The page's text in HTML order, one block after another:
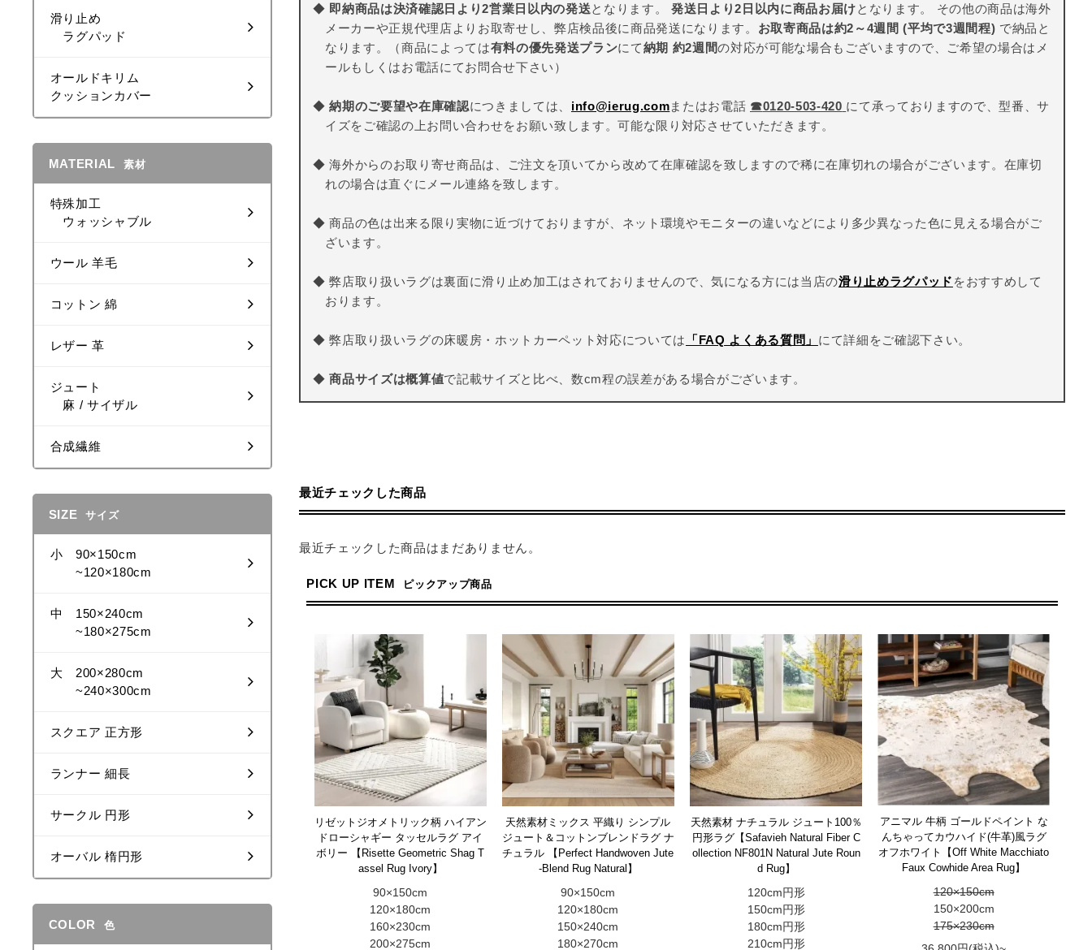
◆ 即納商品は決済確認日より2営業日以内の発送となります。 発送日より2日以内に商品お届けとなります。 その他の商品は海外
メーカーや正規代理店よりお取寄せし、弊店検品後に商品発送になります。 お取寄商品は約2～4週間 (平均で3週間程) で納品と
なります。（商品によっては有料の優先発送プランにて納期 約2週間の対応が可能な場合もございますので、ご希望の場合はメ
ールもしくはお電話にてお問合せ下さい）
◆納期のご要望や在庫確認につきましては、 info@ierug.comまたはお電話 ☎0120-503-420 にて承っておりますので、型番、サ
イズをご確認の上お問い合わせをお願い致します。可能な限り対応させていただきます。
◆ 海外からのお取り寄せ商品は、ご注文を頂いてから改めて在庫確認を致しますので稀に在庫切れの場合がございます。在庫切
れの場合は直ぐにメール連絡を致します。
◆ 商品の色は出来る限り実物に近づけておりますが、ネット環境やモニターの違いなどにより多少異なった色に見える場合がご
ざいます。
◆ 弊店取り扱いラグは裏面に滑り止め加工はされておりませんので、気になる方には当店の滑り止めラグパッド をおすすめして
おります。
◆ 弊店取り扱いラグの床暖房・ホットカーペット対応については 「FAQ よくある質問」 にて詳細をご確認下さい。
◆商品サイズは概算値で記載サイズと比べ、数cm程の誤差がある場合がございます。
最近チェックした商品
最近チェックした商品はまだありません。
PICK UP ITEM ピックアップ商品
リゼットジオメトリック柄 ハイアン
ドローシャギー タッセルラグ アイ
ボリー 【Risette Geometric Shag T
assel Rug Ivory】
90×150cm
120×180cm
160×230cm
200×275cm
天然素材ミックス 平織り シンプル
ジュート＆コットンブレンドラグ ナ
チュラル 【Perfect Handwoven Jute
-Blend Rug Natural】
90×150cm
120×180cm
150×240cm
180×270cm
天然素材 ナチュラル ジュート100％
円形ラグ【Safavieh Natural Fiber C
ollection NF801N Natural Jute Roun
d Rug】
120cm円形
150cm円形
180cm円形
210cm円形
アニマル 牛柄 ゴールドペイント な
んちゃってカウハイド(牛革)風ラグ
オフホワイト【Off White Macchiato
Faux Cowhide Area Rug】
120×150cm
150×200cm
175×230cm
滑り止め
ラグパッド
オールドキリム
クッションカバー
MATERIAL 素材
特殊加工
ウォッシャブル
ウール 羊毛
コットン 綿
レザー 革
ジュート
麻 / サイザル
合成繊維
SIZE サイズ
小 90×150cm
~120×180cm
中 150×240cm
~180×275cm
大 200×280cm
~240×300cm
スクエア 正方形
ランナー 細長
サークル 円形
オーバル 楕円形
COLOR 色